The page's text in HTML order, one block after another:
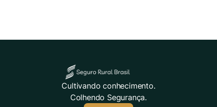
Cultivando conhecimento.
Colhendo Segurança.